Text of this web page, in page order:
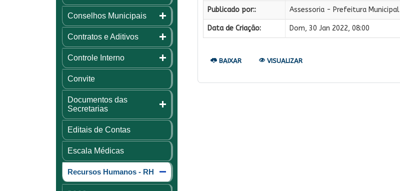
Conselhos Municipais
Contratos e Aditivos
Controle Interno
Convite
Documentos das
Secretarias
Editais de Contas
Escala Médicas
Recursos Humanos - RH
Publicado por:: Assessoria - Prefeitura Municipal
Data de Criação: Dom, 30 Jan 2022, 08:00
BAIXAR VISUALIZAR